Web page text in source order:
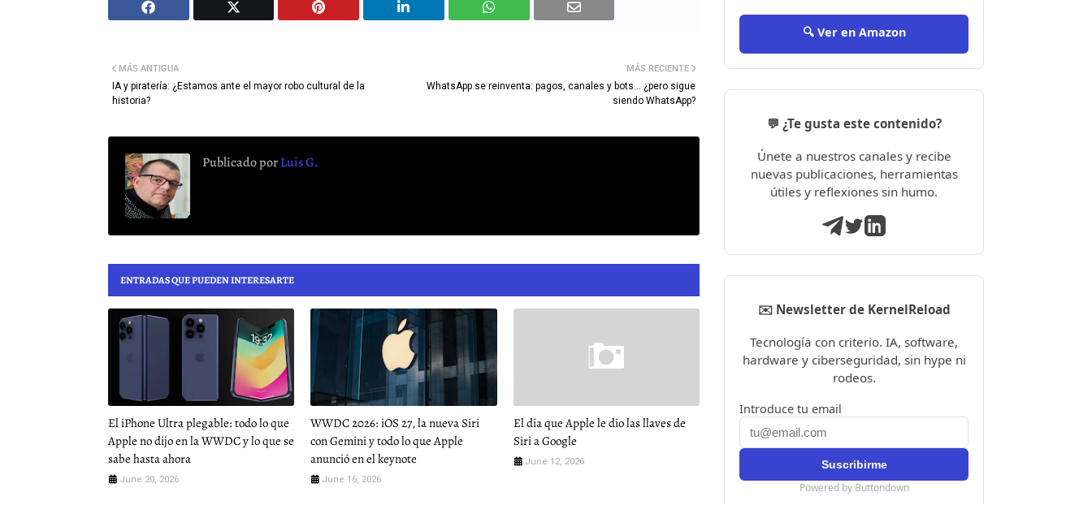
MÁS RECIENTE
WhatsApp se reinventa: pagos, canales y bots… ¿pero sigue
siendo WhatsApp?
MÁS ANTIGUA
IA y piratería: ¿Estamos ante el mayor robo cultural de la
historia?
Publicado porLuis G.
ENTRADAS QUE PUEDEN INTERESARTE
El iPhone Ultra plegable: todo lo que
Apple no dijo en la WWDC y lo que se
sabe hasta ahora
June 20, 2026
WWDC 2026: iOS 27, la nueva Siri
con Gemini y todo lo que Apple
anunció en el keynote
June 16, 2026
El día que Apple le dio las llaves de
Siri a Google
June 12, 2026
🔍 Ver en Amazon
💬 ¿Te gusta este contenido?
Únete a nuestros canales y recibe
nuevas publicaciones, herramientas
útiles y reflexiones sin humo.
✉️ Newsletter de KernelReload
Tecnología con criterio. IA, software,
hardware y ciberseguridad, sin hype ni
rodeos.
Introduce tu email
Powered by Buttondown